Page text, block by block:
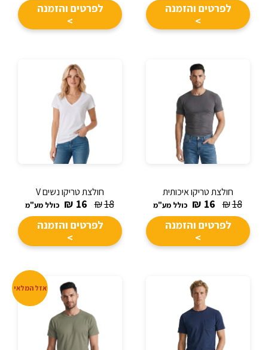
לפרטים והזמנה
>
לפרטים והזמנה
>
חולצת טריקו איכותית
18
₪
16
₪ כולל מע"מ
לפרטים והזמנה
>
חולצת טריקו נשים V
18
₪
16
₪ כולל מע"מ
לפרטים והזמנה
>
אזל המלאי